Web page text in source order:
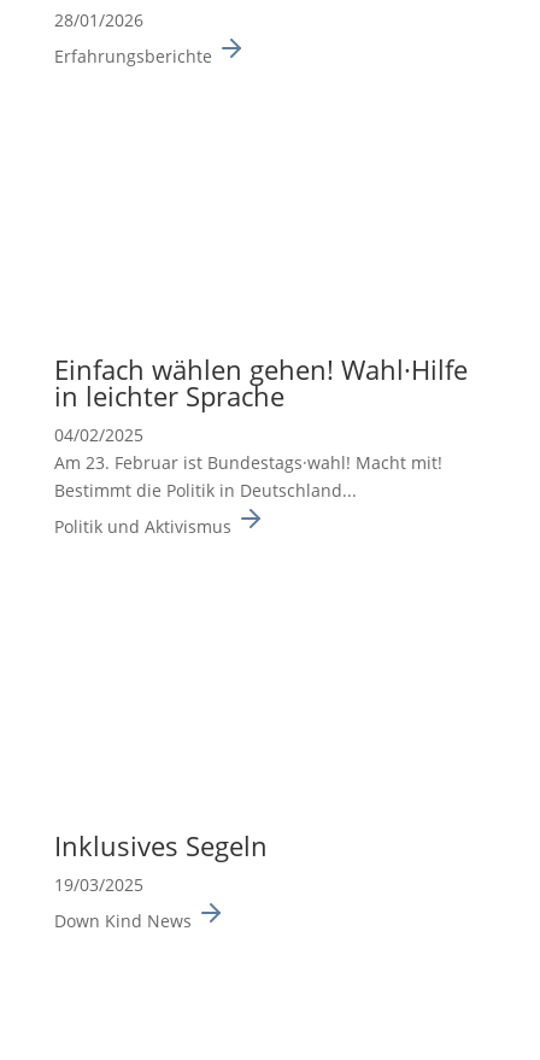
28/01/2026
Erfahrungsberichte
Einfach wählen gehen! Wahl·Hilfe
in leichter Sprache
04/02/2025
Am 23. Februar ist Bundes­tags·wahl! Macht mit!
Bestimmt die Politik in Deutsch­land...
Politik und Aktivismus
Inklu­sives Segeln
19/03/2025
Down Kind News